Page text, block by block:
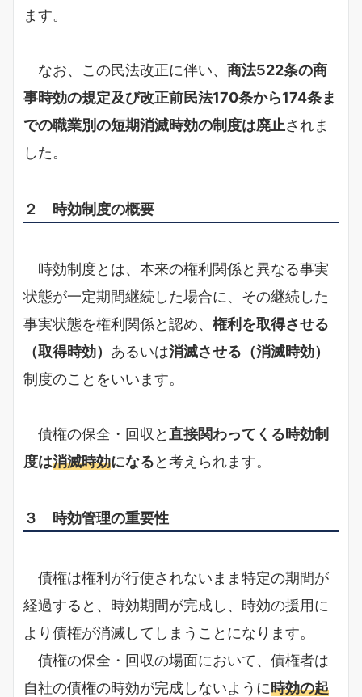
ます。
なお、この民法改正に伴い、 商法522条の商
事時効の規定及び改正前民法170条から174条ま
での職業別の短期消滅時効の制度は廃止されま
した。
２ 時効制度の概要
時効制度とは、本来の権利関係と異なる事実
状態が一定期間継続した場合に、その継続した
事実状態を権利関係と認め、 権利を取得させる
（取得時効） あるいは消滅させる（消滅時効）
制度のことをいいます。
債権の保全・回収と直接関わってくる時効制
度は消滅時効になると考えられます。
３ 時効管理の重要性
債権は権利が行使されないまま特定の期間が
経過すると、時効期間が完成し、時効の援用に
より債権が消滅してしまうことになります。
債権の保全・回収の場面において、債権者は
自社の債権の時効が完成しないように時効の起